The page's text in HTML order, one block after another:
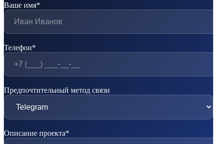
Ваше имя*
Телефон*
Предпочтительный метод связи
Описание проекта*